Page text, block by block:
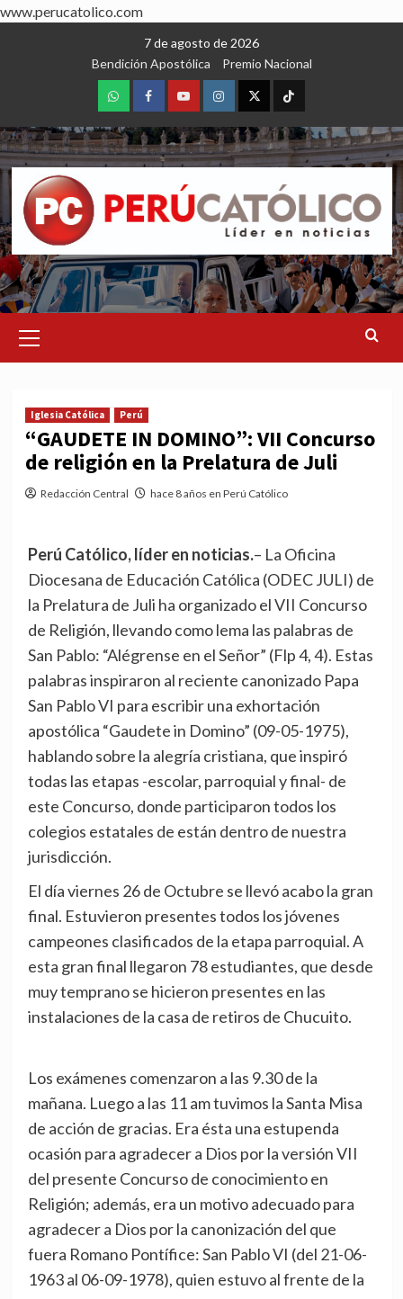
www.perucatolico.com
7 de agosto de 2026
Bendición Apostólica
Premio Nacional
WhatsAppFacebookYoutubeInstagram
X TikTok
Menu
Iglesia Católica Perú
“GAUDETE IN DOMINO”: VII Concurso
de religión en la Prelatura de Juli
Redacción Central hace 8 años en Perú Católico
Perú Católico, líder en noticias.– La Oficina
Diocesana de Educación Católica (ODEC JULI) de
la Prelatura de Juli ha organizado el VII Concurso
de Religión, llevando como lema las palabras de
San Pablo: “Alégrense en el Señor” (Flp 4, 4). Estas
palabras inspiraron al reciente canonizado Papa
San Pablo VI para escribir una exhortación
apostólica “Gaudete in Domino” (09-05-1975),
hablando sobre la alegría cristiana, que inspiró
todas las etapas -escolar, parroquial y final- de
este Concurso, donde participaron todos los
colegios estatales de están dentro de nuestra
jurisdicción.
El día viernes 26 de Octubre se llevó acabo la gran
final. Estuvieron presentes todos los jóvenes
campeones clasificados de la etapa parroquial. A
esta gran final llegaron 78 estudiantes, que desde
muy temprano se hicieron presentes en las
instalaciones de la casa de retiros de Chucuito.
Los exámenes comenzaron a las 9.30 de la
mañana. Luego a las 11 am tuvimos la Santa Misa
de acción de gracias. Era ésta una estupenda
ocasión para agradecer a Dios por la versión VII
del presente Concurso de conocimiento en
Religión; además, era un motivo adecuado para
agradecer a Dios por la canonización del que
fuera Romano Pontífice: San Pablo VI (del 21-06-
1963 al 06-09-1978), quien estuvo al frente de la